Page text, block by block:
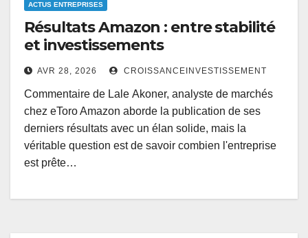
ACTUS ENTREPRISES
Résultats Amazon : entre stabilité
et investissements
AVR 28, 2026 CROISSANCEINVESTISSEMENT
Commentaire de Lale Akoner, analyste de marchés
chez eToro Amazon aborde la publication de ses
derniers résultats avec un élan solide, mais la
véritable question est de savoir combien l'entreprise
est prête…